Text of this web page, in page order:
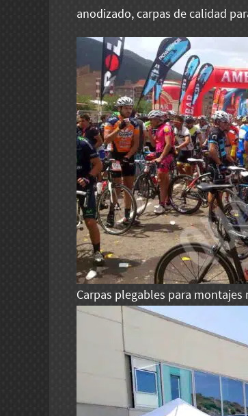
anodizado, carpas de calidad
Carpas plegables para montajes